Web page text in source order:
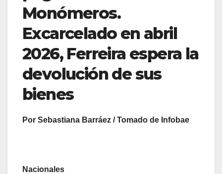
Monómeros.
Excarcelado en abril
2026, Ferreira espera la
devolución de sus
bienes
Por Sebastiana Barráez / Tomado de Infobae
Nacionales